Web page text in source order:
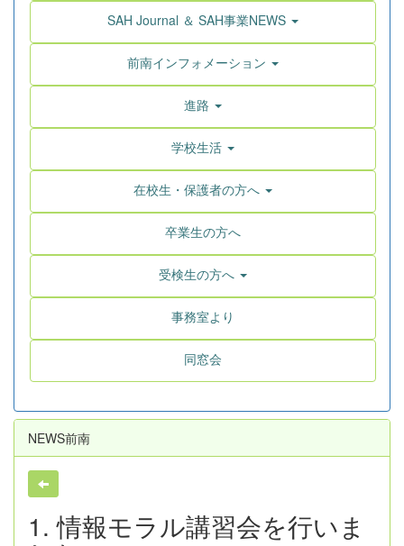
SAH Journal ＆ SAH事業NEWS
前南インフォメーション
進路
学校生活
在校生・保護者の方へ
卒業生の方へ
受検生の方へ
事務室より
同窓会
NEWS前南
1. 情報モラル講習会を行いま